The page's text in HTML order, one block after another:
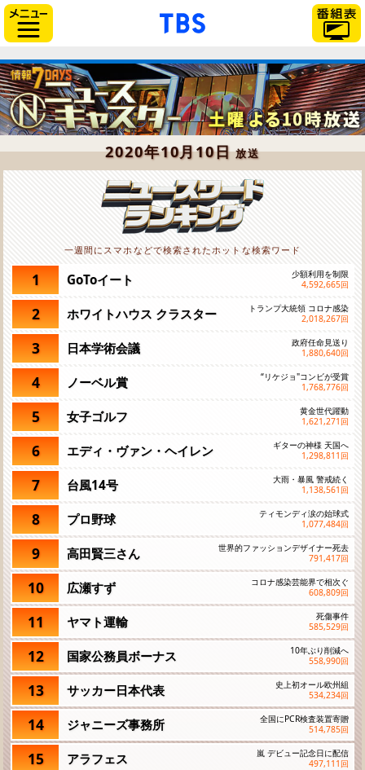
「TBSテレビ」トップペー
2020年10月10日放送
一週間にスマホなどで検索されたホットな検索ワード
1 GoToイート
少額利用を制限
4,592,665回
2 ホワイトハウス クラスター
トランプ大統領 コロナ感染
2,018,267回
3 日本学術会議
政府任命見送り
1,880,640回
4 ノーベル賞
“リケジョ"コンビが受賞
1,768,776回
5 女子ゴルフ
黄金世代躍動
1,621,271 回
6 エディ・ヴァン・ヘイレン
ギターの神様 天国へ
1,298,811 回
7 台風14号
大雨・暴風 警戒続く
1,138,561 回
8 プロ野球
ティモンディ涙の始球式
1,077,484回
9 高田賢三さん
世界的ファッションデザイナー死去
791,417回
10 広瀬すず
コロナ感染芸能界で相次ぐ
608,809回
11 ヤマト運輸
死傷事件
585,529回
12 国家公務員ボーナス
10年ぶり削減へ
558,990回
13 サッカー日本代表
史上初オール欧州組
534,234回
14 ジャニーズ事務所
全国にPCR検査装置寄贈
514,785回
15 アラフェス
嵐 デビュー記念日に配信
497,111 回